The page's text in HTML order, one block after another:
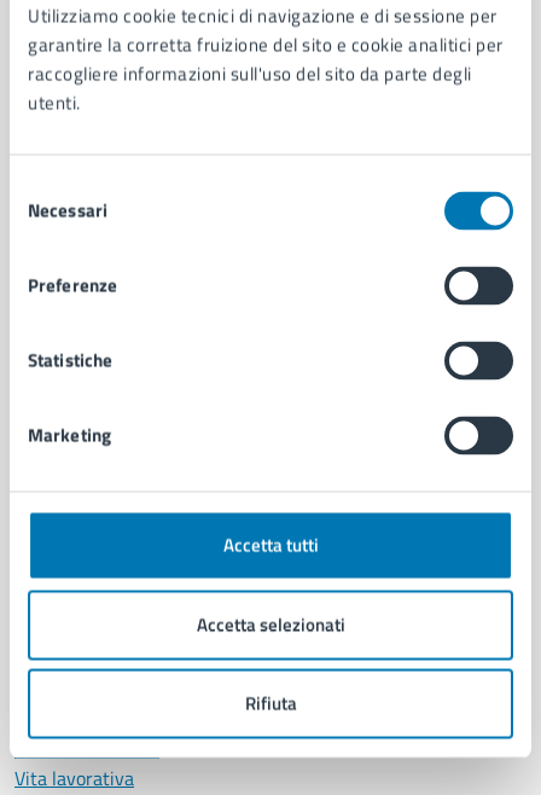
Utilizziamo cookie tecnici di navigazione e di sessione per
garantire la corretta fruizione del sito e cookie analitici per
raccogliere informazioni sull'uso del sito da parte degli
utenti.
delNecessari
Preferenze
Statistiche
Marketing
Accetta tutti
Accetta selezionati
Rifiuta
Comune di Napoli
AMMINISTRAZIONE
Municipalità
Uffici
Politici
Intranet, posta aziendale e protocollo
CATEGORIE DI SERVIZIO
Anagrafe e stato civile
Cultura e tempo libero
Documenti e certificati
Educazione e formazione
Giustizia e sicurezza pubblica
Salute, benessere e assistenza
Servizi Cimiteriali
Vita lavorativa